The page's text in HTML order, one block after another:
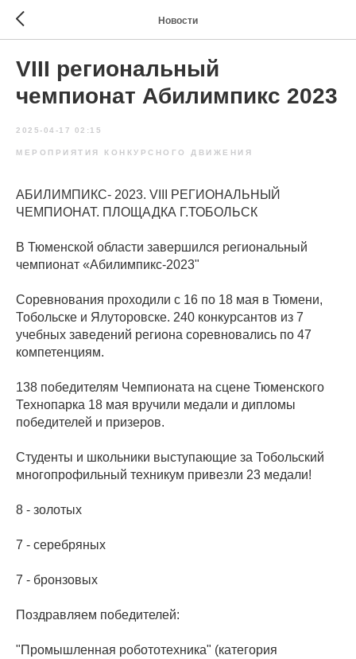
Новости
VIII региональный
чемпионат Абилимпикс 2023
2025-04-17 02:15
МЕРОПРИЯТИЯ КОНКУРСНОГО ДВИЖЕНИЯ
АБИЛИМПИКС- 2023. VIII РЕГИОНАЛЬНЫЙ
ЧЕМПИОНАТ. ПЛОЩАДКА Г.ТОБОЛЬСК
В Тюменской области завершился региональный
чемпионат «Абилимпикс-2023"
Соревнования проходили с 16 по 18 мая в Тюмени,
Тобольске и Ялуторовске. 240 конкурсантов из 7
учебных заведений региона соревновались по 47
компетенциям.
138 победителям Чемпионата на сцене Тюменского
Технопарка 18 мая вручили медали и дипломы
победителей и призеров.
Студенты и школьники выступающие за Тобольский
многопрофильный техникум привезли 23 медали!
8 - золотых
7 - серебряных
7 - бронзовых
Поздравляем победителей:
"Промышленная робототехника" (категория